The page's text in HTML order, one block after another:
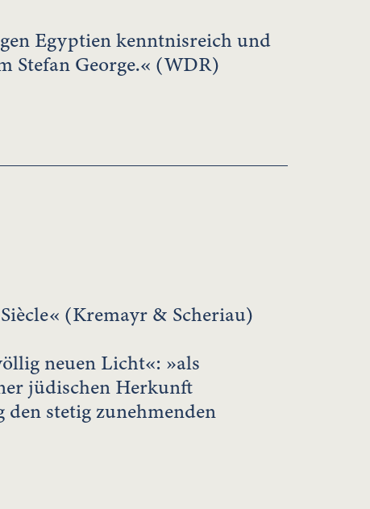
Egyptien kenntnisreich und
Stefan George.« (WDR)
(Kremayr & Scheriau)
neuen Licht«: »als
jüdischen Herkunft
stetig zunehmenden